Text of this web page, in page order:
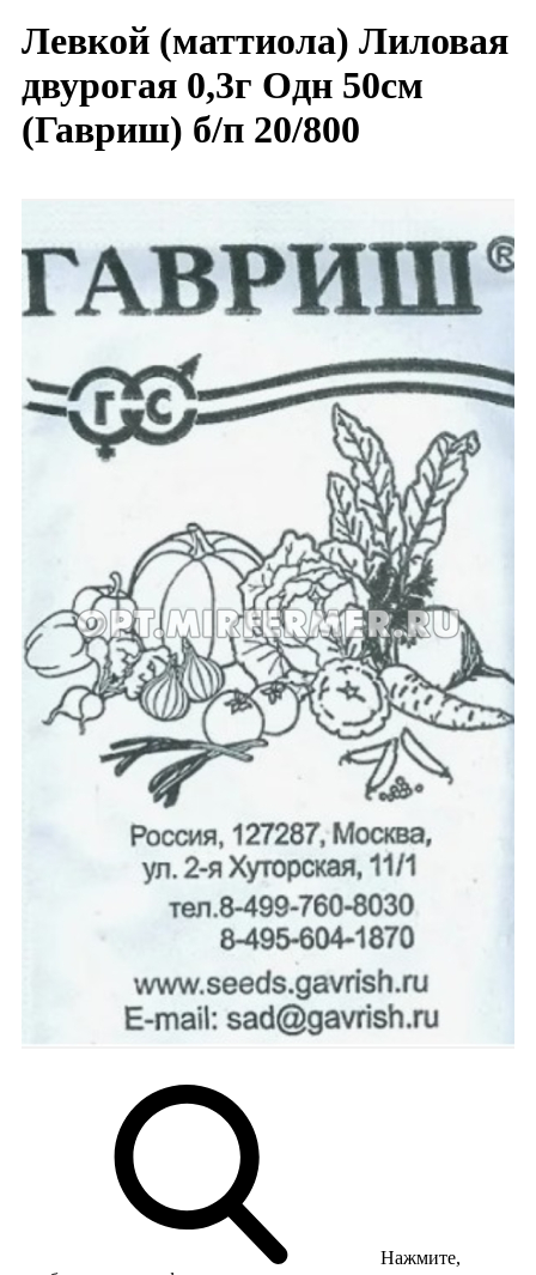
Левкой (маттиола) Лиловая
двурогая 0,3г Одн 50см
(Гавриш) б/п 20/800
Нажмите,